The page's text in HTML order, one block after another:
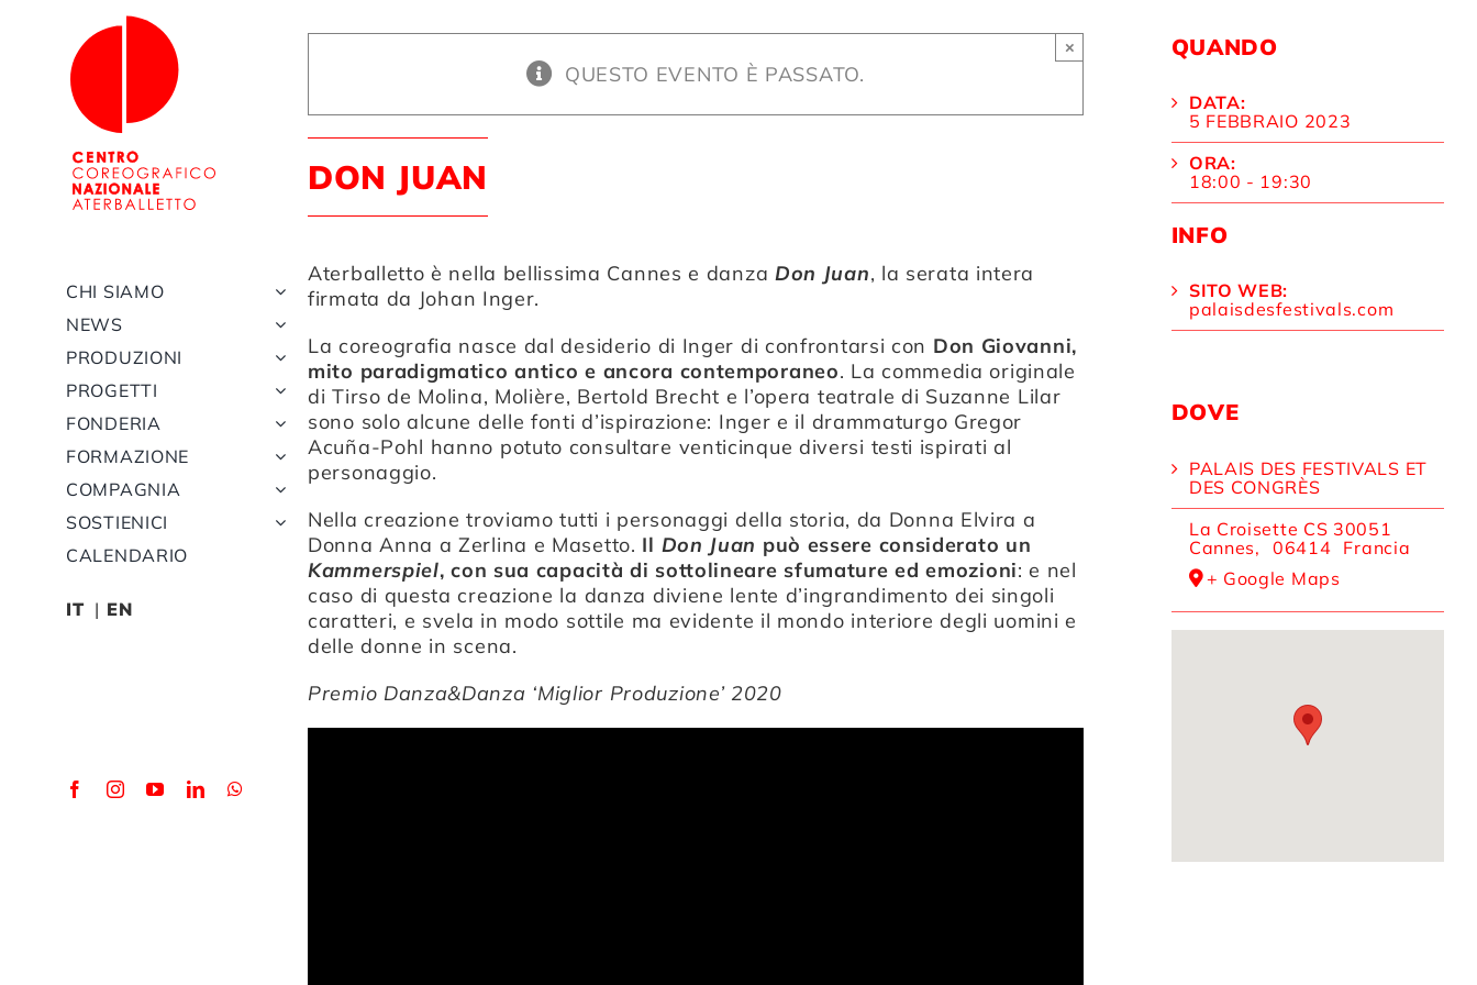
contenuto
CHI SIAMO
NEWS
PRODUZIONI
PROGETTI
FONDERIA
FORMAZIONE
COMPAGNIA
SOSTIENICI
CALENDARIO
IT EN
QUESTO EVENTO È PASSATO.
×
DON JUAN
Aterballetto è nella bellissima Cannes e danza Don Juan, la serata intera
firmata da Johan Inger.
La coreografia nasce dal desiderio di Inger di confrontarsi con Don Giovanni,
mito paradigmatico antico e ancora contemporaneo. La commedia originale
di Tirso de Molina, Molière, Bertold Brecht e l’opera teatrale di Suzanne Lilar
sono solo alcune delle fonti d’ispirazione: Inger e il drammaturgo Gregor
Acuña-Pohl hanno potuto consultare venticinque diversi testi ispirati al
personaggio.
Nella creazione troviamo tutti i personaggi della storia, da Donna Elvira a
Donna Anna a Zerlina e Masetto. Il Don Juan può essere considerato un
Kammerspiel, con sua capacità di sottolineare sfumature ed emozioni: e nel
caso di questa creazione la danza diviene lente d’ingrandimento dei singoli
caratteri, e svela in modo sottile ma evidente il mondo interiore degli uomini e
delle donne in scena.
Premio Danza&Danza ‘Miglior Produzione’ 2020
QUANDO
DATA:
5 FEBBRAIO 2023
ORA:
18:00 - 19:30
INFO
SITO WEB:
palaisdesfestivals.com
DOVE
PALAIS DES FESTIVALS ET
DES CONGRÈS
La Croisette CS 30051
Cannes, 06414 Francia
+ Google Maps